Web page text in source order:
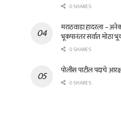
0 SHARES
मराठवाडा हादरला –
भूकंपानंतर सर्वात मोठा
0 SHARES
पोलीस पाटील पदाचे
0 SHARES